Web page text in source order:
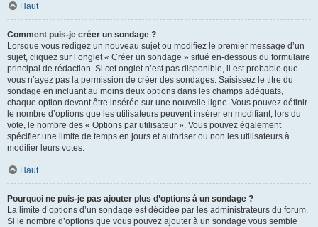
Haut
Comment puis-je créer un sondage ?
Lorsque vous rédigez un nouveau sujet ou modifiez le premier message d’un
sujet, cliquez sur l’onglet « Créer un sondage » situé en-dessous du formulaire
principal de rédaction. Si cet onglet n’est pas disponible, il est probable que
vous n’ayez pas la permission de créer des sondages. Saisissez le titre du
sondage en incluant au moins deux options dans les champs adéquats,
chaque option devant être insérée sur une nouvelle ligne. Vous pouvez définir
le nombre d’options que les utilisateurs peuvent insérer en modifiant, lors du
vote, le nombre des « Options par utilisateur ». Vous pouvez également
spécifier une limite de temps en jours et autoriser ou non les utilisateurs à
modifier leurs votes.
Haut
Pourquoi ne puis-je pas ajouter plus d’options à un sondage ?
La limite d’options d’un sondage est décidée par les administrateurs du forum.
Si le nombre d’options que vous pouvez ajouter à un sondage vous semble